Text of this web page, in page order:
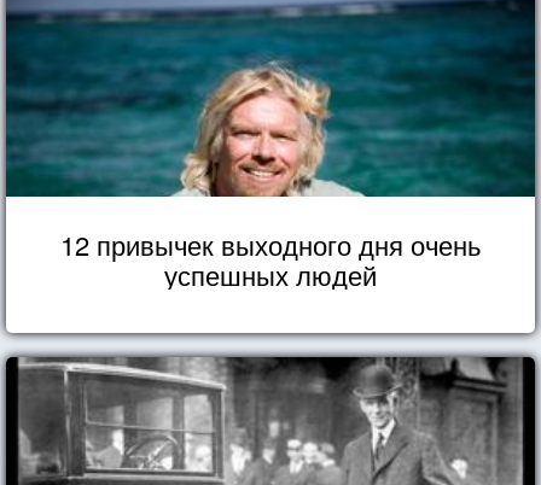
12 привычек выходного дня очень
успешных людей